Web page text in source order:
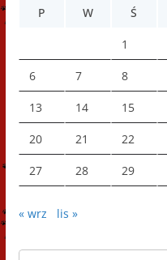
P
W Ś
1
6 7 8
13 14 15
20 21 22
27 28 29
« wrz lis »